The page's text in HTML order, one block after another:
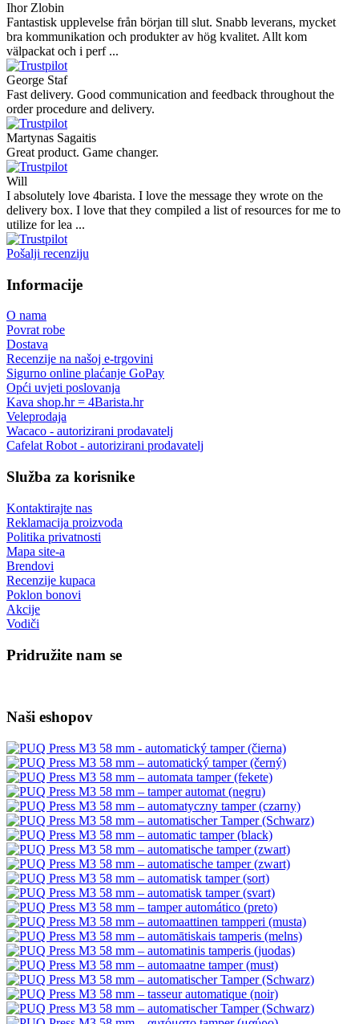
Ihor Zlobin
Fantastisk upplevelse från början till slut. Snabb leverans, mycket
bra kommunikation och produkter av hög kvalitet. Allt kom
välpackat och i perf ...
George Staf
Fast delivery. Good communication and feedback throughout the
order procedure and delivery.
Martynas Sagaitis
Great product. Game changer.
Will
I absolutely love 4barista. I love the message they wrote on the
delivery box. I love that they compiled a list of resources for me to
utilize for lea ...
Pošalji recenziju
Informacije
O nama
Povrat robe
Dostava
Recenzije na našoj e-trgovini
Sigurno online plaćanje GoPay
Opći uvjeti poslovanja
Kava shop.hr = 4Barista.hr
Veleprodaja
Wacaco - autorizirani prodavatelj
Cafelat Robot - autorizirani prodavatelj
Služba za korisnike
Kontaktirajte nas
Reklamacija proizvoda
Politika privatnosti
Mapa site-a
Brendovi
Recenzije kupaca
Poklon bonovi
Akcije
Vodiči
Pridružite nam se
Naši eshopov